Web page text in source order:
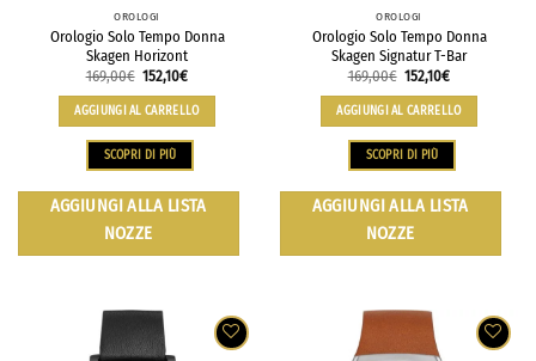
OROLOGI
Orologio Solo Tempo Donna
Skagen Horizont
169,00€ 152,10€
AGGIUNGI AL CARRELLO
SCOPRI DI PIÙ
AGGIUNGI ALLA LISTA
NOZZE
OROLOGI
Orologio Solo Tempo Donna
Skagen Signatur T-Bar
169,00€ 152,10€
AGGIUNGI AL CARRELLO
SCOPRI DI PIÙ
AGGIUNGI ALLA LISTA
NOZZE